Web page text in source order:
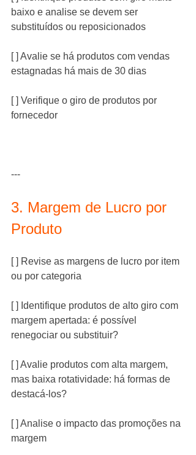
baixo e analise se devem ser
substituídos ou reposicionados
[ ] Avalie se há produtos com vendas
estagnadas há mais de 30 dias
[ ] Verifique o giro de produtos por
fornecedor
---
3. Margem de Lucro por
Produto
[ ] Revise as margens de lucro por item
ou por categoria
[ ] Identifique produtos de alto giro com
margem apertada: é possível
renegociar ou substituir?
[ ] Avalie produtos com alta margem,
mas baixa rotatividade: há formas de
destacá-los?
[ ] Analise o impacto das promoções na
margem